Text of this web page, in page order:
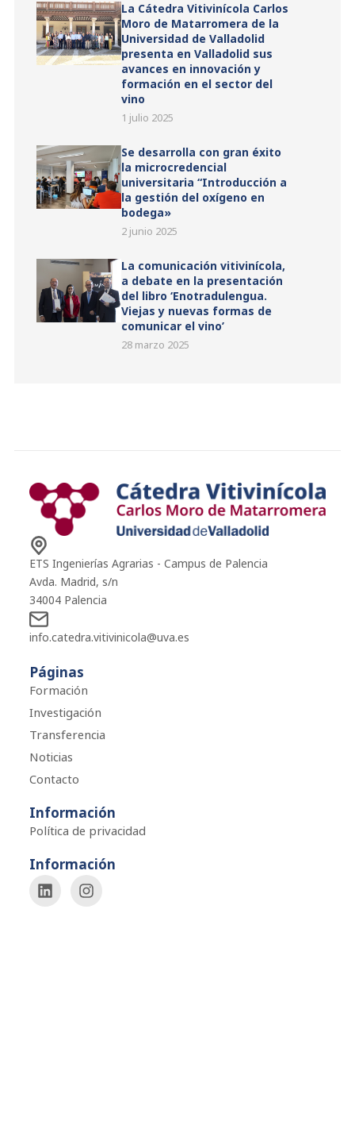
La Cátedra Vitivinícola Carlos
Moro de Matarromera de la
Universidad de Valladolid
presenta en Valladolid sus
avances en innovación y
formación en el sector del
vino
1 julio 2025
Se desarrolla con gran éxito
la microcredencial
universitaria “Introducción a
la gestión del oxígeno en
bodega»
2 junio 2025
La comunicación vitivinícola,
a debate en la presentación
del libro ‘Enotradulengua.
Viejas y nuevas formas de
comunicar el vino’
28 marzo 2025
ETS Ingenierías Agrarias - Campus de Palencia
Avda. Madrid, s/n
34004 Palencia
info.catedra.vitivinicola@uva.es
Páginas
Formación
Investigación
Transferencia
Noticias
Contacto
Información
Política de privacidad
Información